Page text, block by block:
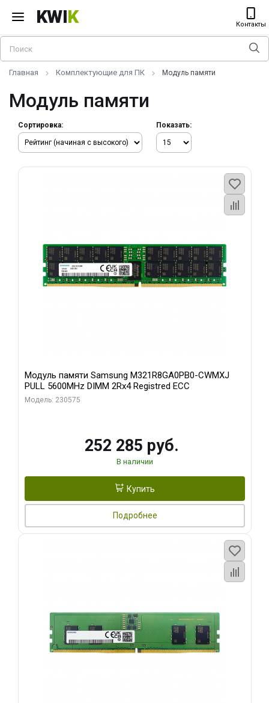
KWIK Контакты
Главная Комплектующие для ПК Модуль памяти
Модуль памяти
Сортировка: Показать:
Модуль памяти Samsung M321R8GA0PB0-CWMXJ
PULL 5600MHz DIMM 2Rx4 Registred ECC
Модель: 230575
252 285 руб.
В наличии
Купить
Подробнее